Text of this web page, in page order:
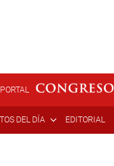
PORTAL
DEL DÍA EDITORIAL